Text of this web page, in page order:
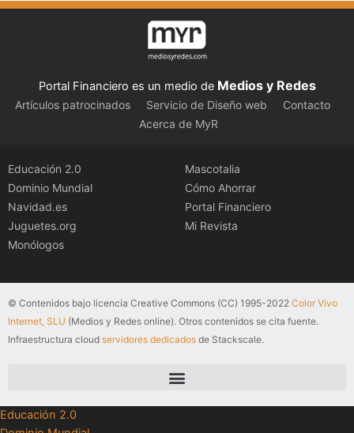
Portal Financiero es un medio de Medios y Redes
Artículos patrocinados Servicio de Diseño web
Contacto
Acerca de MyR
Educación 2.0
Dominio Mundial
Navidad.es
Juguetes.org
Monólogos
Mascotalia
Cómo Ahorrar
Portal Financiero
Mi Revista
© Contenidos bajo licencia Creative Commons (CC) 1995-2022 Color Vivo
Internet, SLU (Medios y Redes online). Otros contenidos se cita fuente.
Infraestructura cloud servidores dedicados de Stackscale.
Educación 2.0